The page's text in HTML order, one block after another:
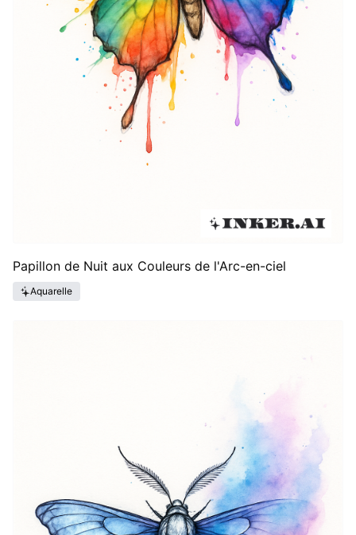
Papillon de Nuit aux Couleurs de l'Arc-en-ciel
Aquarelle